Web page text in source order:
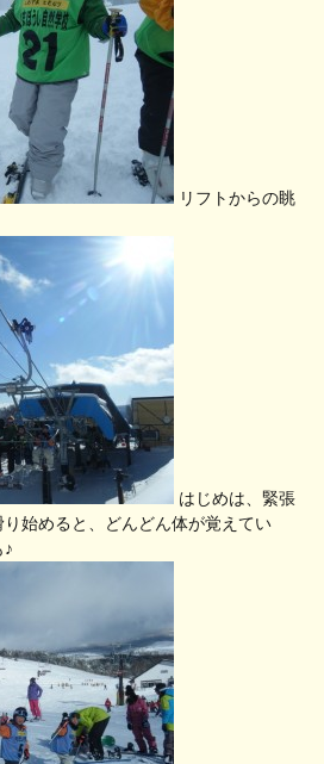
リフトからの眺
はじめは、緊張
始めると、どんどん体が覚えてい
♪